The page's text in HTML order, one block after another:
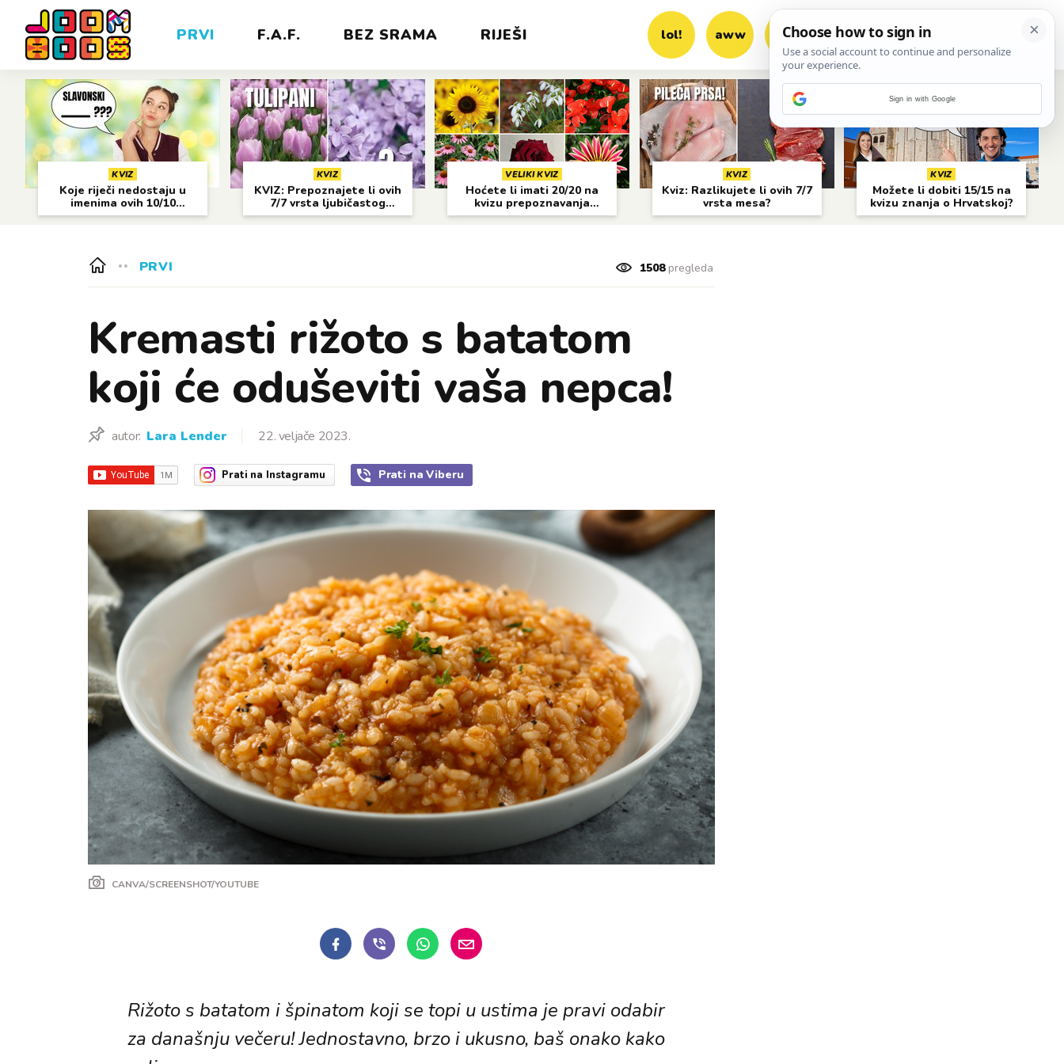
PRVI F.A.F. BEZ SRAMA RIJEŠI lol! aww vrh! woot?!
KVIZ
Koje riječi nedostaju u
imenima ovih 10/10
gradova?
KVIZ
KVIZ: Prepoznajete li ovih
7/7 vrsta ljubičastog
cvijeća?
VELIKI KVIZ
Hoćete li imati 20/20 na
kvizu prepoznavanja
cvijeća?
KVIZ
Kviz: Razlikujete li ovih 7/7
vrsta mesa?
KVIZ
Možete li dobiti 15/15 na
kvizu znanja o Hrvatskoj?
PRVI 1508pregleda
Kremasti rižoto s batatom
koji će oduševiti vaša nepca!
autor: Lara Lender 22. veljače 2023.
Prati na Instagramu Prati na Viberu
CANVA/SCREENSHOT/YOUTUBE
Rižoto s batatom i špinatom koji se topi u ustima je pravi odabir
za današnju večeru! Jednostavno, brzo i ukusno, baš onako kako
Sign in with Google